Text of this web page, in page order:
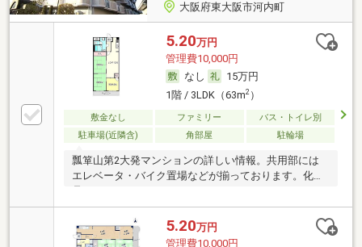
大阪府東大阪市河内町
5.20万円
管理費10,000円
なし
15万円
1階 / 3LDK（63m2）
敷金なし ファミリー
バス・トイレ別
駐車場(近隣含)
角部屋 駐輪場
瓢箪山第2大発マンションの詳しい情報。共用部には
エレベータ・バイク置場などが揃っております。化粧
5.20万円
管理費10,000円